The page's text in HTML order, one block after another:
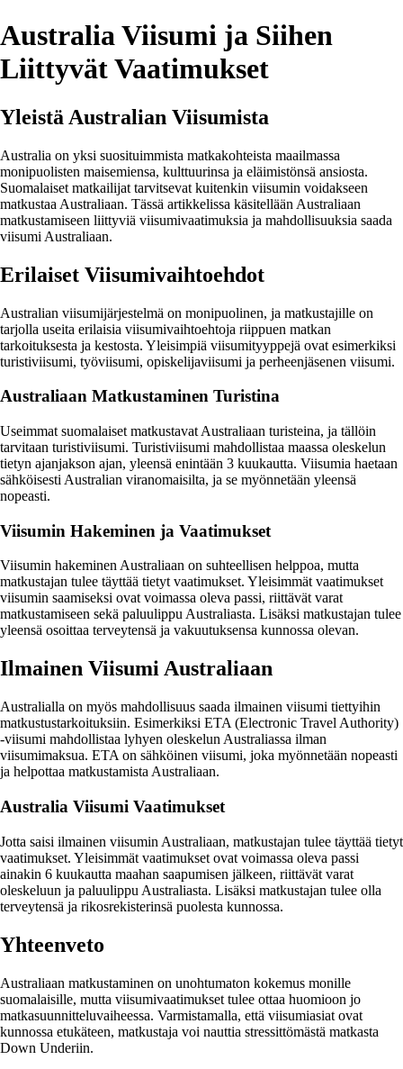
Australia Viisumi ja Siihen
Liittyvät Vaatimukset
Yleistä Australian Viisumista
Australia on yksi suosituimmista matkakohteista maailmassa
monipuolisten maisemiensa, kulttuurinsa ja eläimistönsä ansiosta.
Suomalaiset matkailijat tarvitsevat kuitenkin viisumin voidakseen
matkustaa Australiaan. Tässä artikkelissa käsitellään Australiaan
matkustamiseen liittyviä viisumivaatimuksia ja mahdollisuuksia saada
viisumi Australiaan.
Erilaiset Viisumivaihtoehdot
Australian viisumijärjestelmä on monipuolinen, ja matkustajille on
tarjolla useita erilaisia viisumivaihtoehtoja riippuen matkan
tarkoituksesta ja kestosta. Yleisimpiä viisumityyppejä ovat esimerkiksi
turistiviisumi, työviisumi, opiskelijaviisumi ja perheenjäsenen viisumi.
Australiaan Matkustaminen Turistina
Useimmat suomalaiset matkustavat Australiaan turisteina, ja tällöin
tarvitaan turistiviisumi. Turistiviisumi mahdollistaa maassa oleskelun
tietyn ajanjakson ajan, yleensä enintään 3 kuukautta. Viisumia haetaan
sähköisesti Australian viranomaisilta, ja se myönnetään yleensä
nopeasti.
Viisumin Hakeminen ja Vaatimukset
Viisumin hakeminen Australiaan on suhteellisen helppoa, mutta
matkustajan tulee täyttää tietyt vaatimukset. Yleisimmät vaatimukset
viisumin saamiseksi ovat voimassa oleva passi, riittävät varat
matkustamiseen sekä paluulippu Australiasta. Lisäksi matkustajan tulee
yleensä osoittaa terveytensä ja vakuutuksensa kunnossa olevan.
Ilmainen Viisumi Australiaan
Australialla on myös mahdollisuus saada ilmainen viisumi tiettyihin
matkustustarkoituksiin. Esimerkiksi ETA (Electronic Travel Authority)
-viisumi mahdollistaa lyhyen oleskelun Australiassa ilman
viisumimaksua. ETA on sähköinen viisumi, joka myönnetään nopeasti
ja helpottaa matkustamista Australiaan.
Australia Viisumi Vaatimukset
Jotta saisi ilmainen viisumin Australiaan, matkustajan tulee täyttää tietyt
vaatimukset. Yleisimmät vaatimukset ovat voimassa oleva passi
ainakin 6 kuukautta maahan saapumisen jälkeen, riittävät varat
oleskeluun ja paluulippu Australiasta. Lisäksi matkustajan tulee olla
terveytensä ja rikosrekisterinsä puolesta kunnossa.
Yhteenveto
Australiaan matkustaminen on unohtumaton kokemus monille
suomalaisille, mutta viisumivaatimukset tulee ottaa huomioon jo
matkasuunnitteluvaiheessa. Varmistamalla, että viisumiasiat ovat
kunnossa etukäteen, matkustaja voi nauttia stressittömästä matkasta
Down Underiin.